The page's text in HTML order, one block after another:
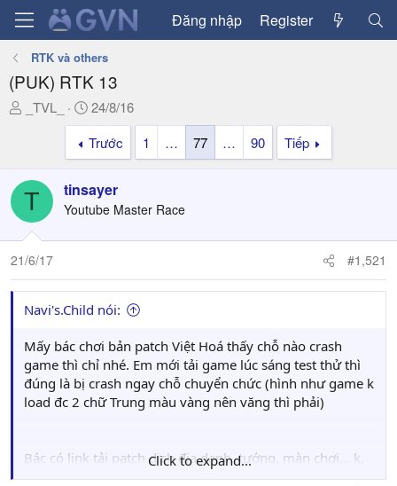
Đăng nhập Register
RTK và others
(PUK) RTK 13
a
d
s
t
a
t
e
_TVL_
N
g
à
y
ử
i
24/8/16
Trước
1 … 77 … 90 Tiếp
T tinsayer
Youtube Master Race
21/6/17 #1,521
Navi's.Child nói:
Mấy bác chơi bản patch Việt Hoá thấy chỗ nào crash
game thì chỉ nhé. Em mới tải game lúc sáng test thử thì
đúng là bị crash ngay chỗ chuyển chức (hình như game k
load đc 2 chữ Trung màu vàng nên văng thì phải)
Bác có link tải patch dịch địa danh, tướng, màn chơi... k,
gửi em test cái
Click to expand...